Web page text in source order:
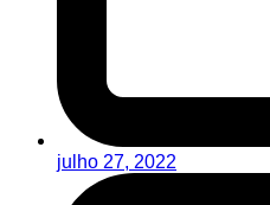
julho 27, 2022